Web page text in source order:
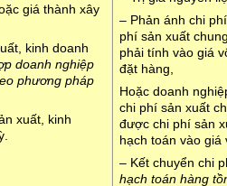
giá thành xây
kinh doanh
doanh nghiệp
phương pháp
xuất, kinh
– Phản ánh chi
phí sản xuất
phải tính vào giá
đặt hàng,
Hoặc doanh
chi phí sản xuất
được chi phí sản
hạch toán vào giá
– Kết chuyển chi
hạch toán hàng